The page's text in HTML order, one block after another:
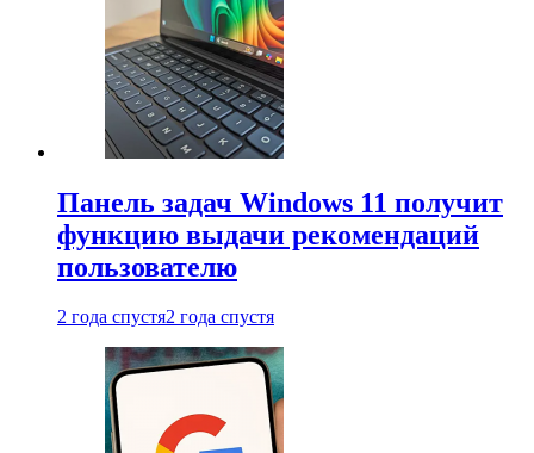
Панель задач Windows 11 получит
функцию выдачи рекомендаций
пользователю
2 года спустя2 года спустя